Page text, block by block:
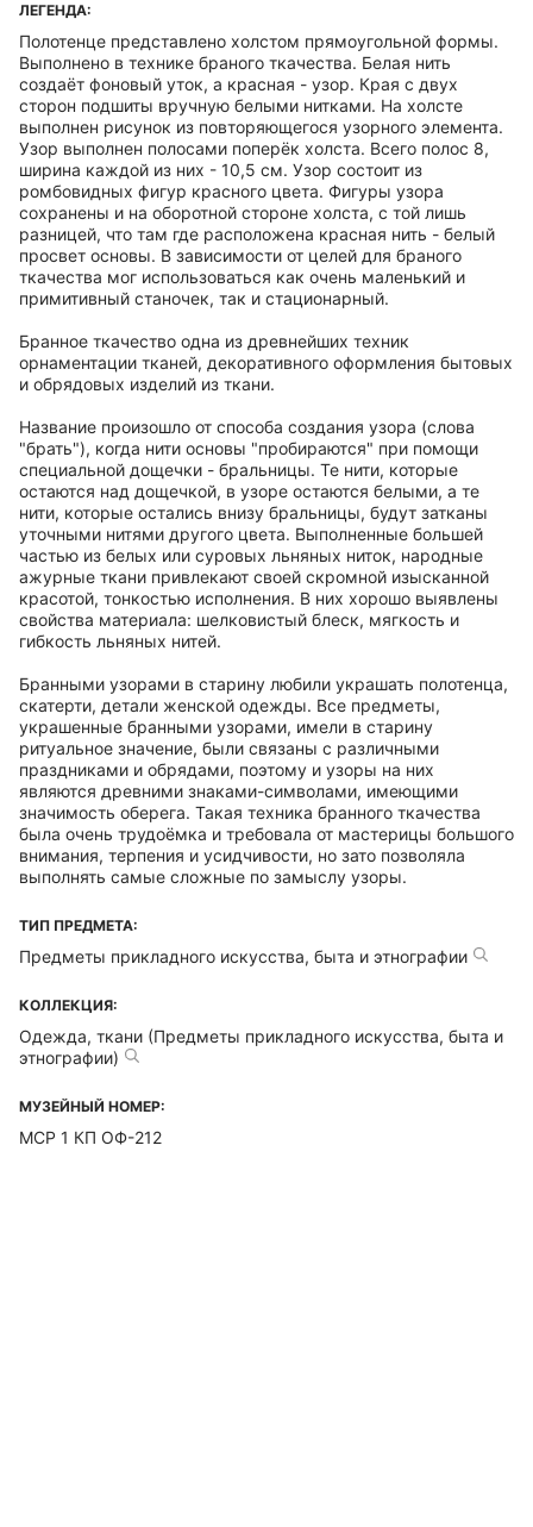
ЛЕГЕНДА:
Полотенце представлено холстом прямоугольной формы.
Выполнено в технике браного ткачества. Белая нить
создаёт фоновый уток, а красная - узор. Края с двух
сторон подшиты вручную белыми нитками. На холсте
выполнен рисунок из повторяющегося узорного элемента.
Узор выполнен полосами поперёк холста. Всего полос 8,
ширина каждой из них - 10,5 см. Узор состоит из
ромбовидных фигур красного цвета. Фигуры узора
сохранены и на оборотной стороне холста, с той лишь
разницей, что там где расположена красная нить - белый
просвет основы. В зависимости от целей для браного
ткачества мог использоваться как очень маленький и
примитивный станочек, так и стационарный.
Бранное ткачество одна из древнейших техник
орнаментации тканей, декоративного оформления бытовых
и обрядовых изделий из ткани.
Название произошло от способа создания узора (слова
"брать"), когда нити основы "пробираются" при помощи
специальной дощечки - бральницы. Те нити, которые
остаются над дощечкой, в узоре остаются белыми, а те
нити, которые остались внизу бральницы, будут затканы
уточными нитями другого цвета. Выполненные большей
частью из белых или суровых льняных ниток, народные
ажурные ткани привлекают своей скромной изысканной
красотой, тонкостью исполнения. В них хорошо выявлены
свойства материала: шелковистый блеск, мягкость и
гибкость льняных нитей.
Бранными узорами в старину любили украшать полотенца,
скатерти, детали женской одежды. Все предметы,
украшенные бранными узорами, имели в старину
ритуальное значение, были связаны с различными
праздниками и обрядами, поэтому и узоры на них
являются древними знаками-символами, имеющими
значимость оберега. Такая техника бранного ткачества
была очень трудоёмка и требовала от мастерицы большого
внимания, терпения и усидчивости, но зато позволяла
выполнять самые сложные по замыслу узоры.
ТИП ПРЕДМЕТА:
Предметы прикладного искусства, быта и этнографии
КОЛЛЕКЦИЯ:
Одежда, ткани (Предметы прикладного искусства, быта и
этнографии)
МУЗЕЙНЫЙ НОМЕР:
МСР 1 КП ОФ-212